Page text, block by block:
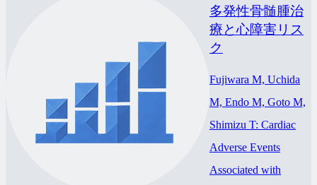
多発性骨髄腫治
療と心障害リス
ク
Fujiwara M, Uchida
M, Endo M, Goto M,
Shimizu T: Cardiac
Adverse Events
Associated with